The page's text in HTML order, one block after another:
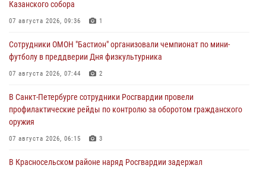
Казанского собора
07 августа 2026, 09:36 1
Сотрудники ОМОН "Бастион" организовали чемпионат по мини-
футболу в преддверии Дня физкультурника
07 августа 2026, 07:44 2
В Санкт-Петербурге сотрудники Росгвардии провели
профилактические рейды по контролю за оборотом гражданского
оружия
07 августа 2026, 06:15 3
В Красносельском районе наряд Росгвардии задержал